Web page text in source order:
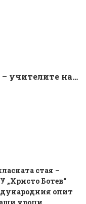
От Европа към класната стая – учителите на ОУ „Христо Ботев“ превръщат международния опит във вдъхновяващи уроци
стая –
„Христо Ботев“
опит